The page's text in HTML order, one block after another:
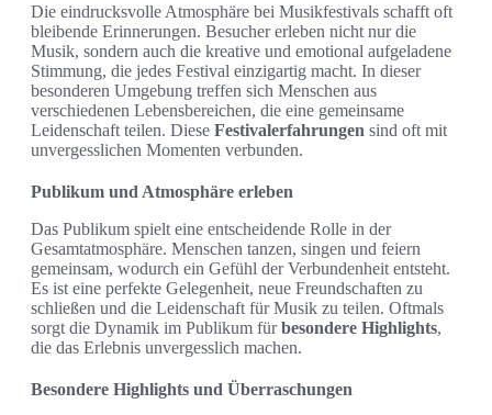
Die eindrucksvolle Atmosphäre bei Musikfestivals schafft oft
bleibende Erinnerungen. Besucher erleben nicht nur die
Musik, sondern auch die kreative und emotional aufgeladene
Stimmung, die jedes Festival einzigartig macht. In dieser
besonderen Umgebung treffen sich Menschen aus
verschiedenen Lebensbereichen, die eine gemeinsame
Leidenschaft teilen. Diese Festivalerfahrungen sind oft mit
unvergesslichen Momenten verbunden.
Publikum und Atmosphäre erleben
Das Publikum spielt eine entscheidende Rolle in der
Gesamtatmosphäre. Menschen tanzen, singen und feiern
gemeinsam, wodurch ein Gefühl der Verbundenheit entsteht.
Es ist eine perfekte Gelegenheit, neue Freundschaften zu
schließen und die Leidenschaft für Musik zu teilen. Oftmals
sorgt die Dynamik im Publikum fürbesondere Highlights,
die das Erlebnis unvergesslich machen.
Besondere Highlights und Überraschungen